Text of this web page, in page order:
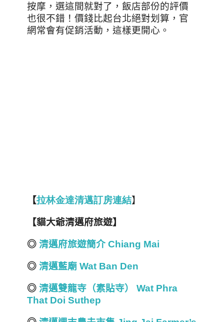
按摩，選這間就對了，飯店部份的評價
也很不錯！價錢比起台北絕對划算，官
網常會有促銷活動，這樣更開心。
【拉林金達清邁訂房連結】
【貓大爺清邁府旅遊】
◎ 清邁府旅遊簡介 Chiang Mai
◎ 清邁藍廟 Wat Ban Den
◎ 清邁雙龍寺（素貼寺） Wat Phra
That Doi Suthep